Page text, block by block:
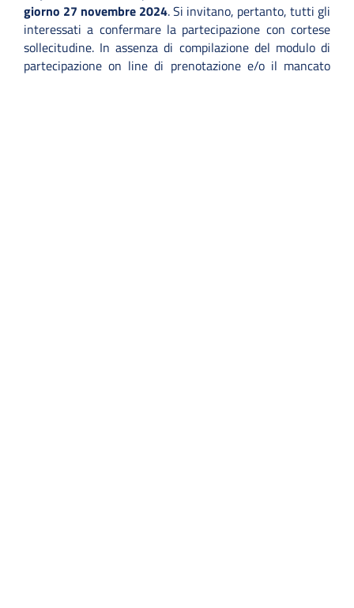
giorno 27 novembre 2024. Si invitano, pertanto, tutti gli
interessati a confermare la partecipazione con cortese
sollecitudine. In assenza di compilazione del modulo di
partecipazione on line di prenotazione e/o il mancato